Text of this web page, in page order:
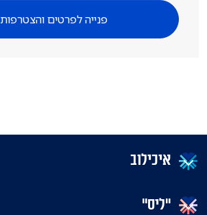
פנייה לפרטים והצטרפות
איכילוב
"ליס"